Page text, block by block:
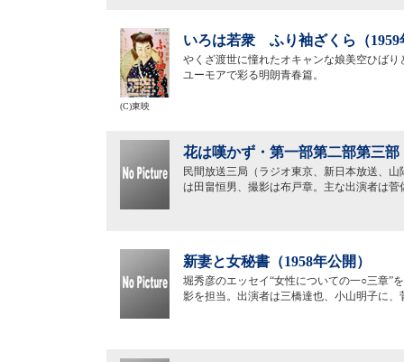
いろは若衆 ふり袖ざくら（1959
やくざ渡世に憧れたオキャンな娘美空ひば
ユーモアで彩る明朗青春篇。
(C)東映
花は嘆かず・第一部第二部第三部
民間放送三局（ラジオ東京、新日本放送、
は田畠恒男、撮影は布戸章。主な出演者は
新妻と女秘書（1958年公開）
堀秀彦のエッセイ“女性についての一○三章”
影を担当。出演者は三橋達也、小山明子に